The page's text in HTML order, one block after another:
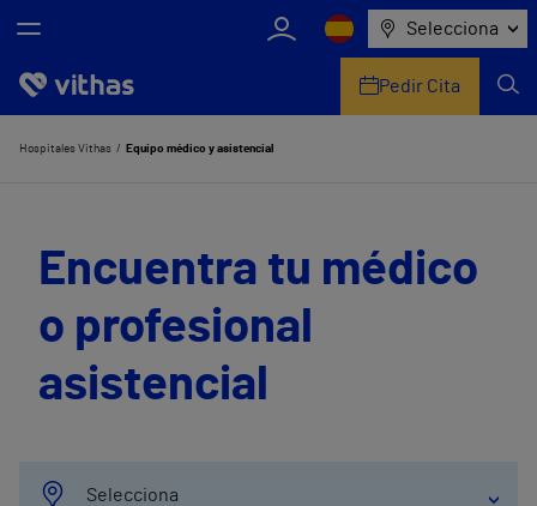
Selecciona
Nosotros
Servicios de salud
Equipo médico y asistencial
Información útil
Pedir Cita
Hospitales Vithas Equipo médico y asistencial
Encuentra tu médico
o profesional
asistencial
Selecciona